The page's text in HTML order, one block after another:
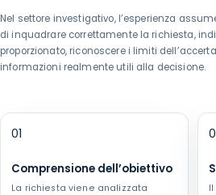
Nel settore investigativo, l’esperienza
di inquadrare correttamente la richiesta,
proporzionato, riconoscere i limiti
informazioni realmente utili alla decisione.
01
Comprensione dell’obiettivo
La richiesta viene analizzata